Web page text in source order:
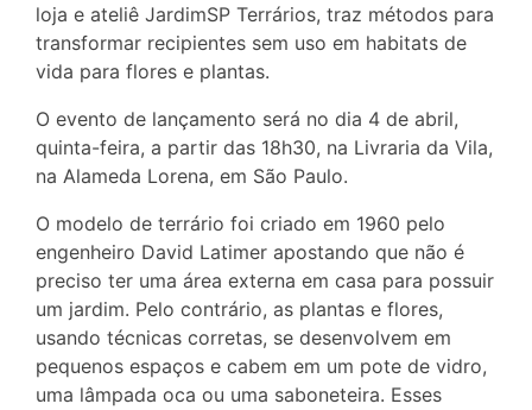
loja e ateliê JardimSP Terrários, traz métodos para
transformar recipientes sem uso em habitats de
vida para flores e plantas.
O evento de lançamento será no dia 4 de abril,
quinta-feira, a partir das 18h30, na Livraria da Vila,
na Alameda Lorena, em São Paulo.
O modelo de terrário foi criado em 1960 pelo
engenheiro David Latimer apostando que não é
preciso ter uma área externa em casa para possuir
um jardim. Pelo contrário, as plantas e flores,
usando técnicas corretas, se desenvolvem em
pequenos espaços e cabem em um pote de vidro,
uma lâmpada oca ou uma saboneteira. Esses